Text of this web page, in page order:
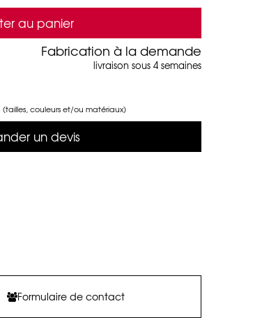
au panier
Fabrication à la demande
livraison sous 4 semaines
(tailles, couleurs et/ou matériaux)
un devis
Formulaire de contact